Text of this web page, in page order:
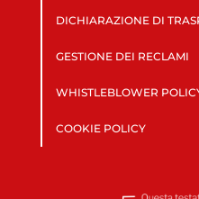
DICHIARAZIONE DI
GESTIONE DEI RECLAMI
WHISTLEBLOWER
COOKIE POLICY